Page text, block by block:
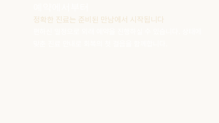
정확한 진료는 준비된 만남에서 시작됩니다